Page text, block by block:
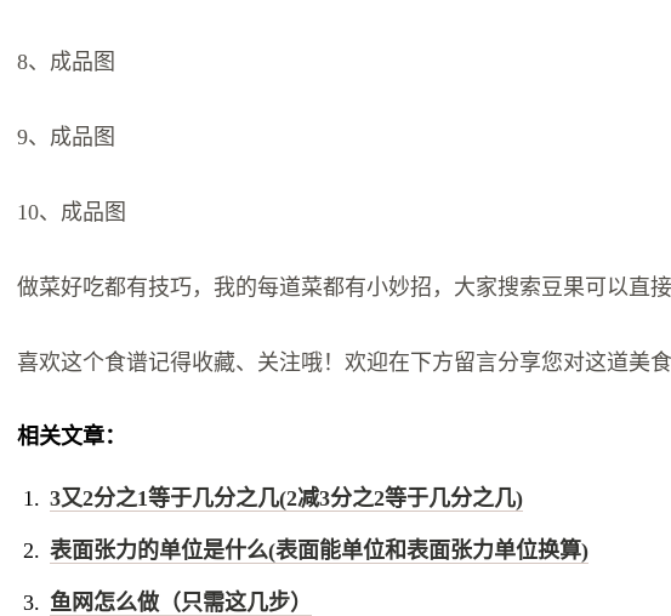
8、成品图
9、成品图
10、成品图
做菜好吃都有技巧，我的每道菜都有小妙招，大家搜索豆果可以直接
喜欢这个食谱记得收藏、关注哦！欢迎在下方留言分享您对这道美食
相关文章：
3又2分之1等于几分之几(2减3分之2等于几分之几)
表面张力的单位是什么(表面能单位和表面张力单位换算)
鱼网怎么做（只需这几步）